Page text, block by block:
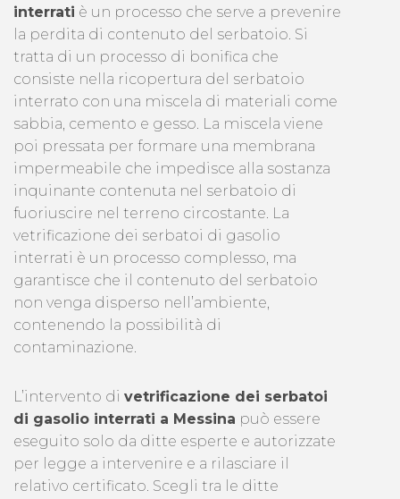
interrati è un processo che serve a prevenire
la perdita di contenuto del serbatoio. Si
tratta di un processo di bonifica che
consiste nella ricopertura del serbatoio
interrato con una miscela di materiali come
sabbia, cemento e gesso. La miscela viene
poi pressata per formare una membrana
impermeabile che impedisce alla sostanza
inquinante contenuta nel serbatoio di
fuoriuscire nel terreno circostante. La
vetrificazione dei serbatoi di gasolio
interrati è un processo complesso, ma
garantisce che il contenuto del serbatoio
non venga disperso nell’ambiente,
contenendo la possibilità di
contaminazione.
L’intervento di vetrificazione dei serbatoi
di gasolio interrati a Messina può essere
eseguito solo da ditte esperte e autorizzate
per legge a intervenire e a rilasciare il
relativo certificato. Scegli tra le ditte